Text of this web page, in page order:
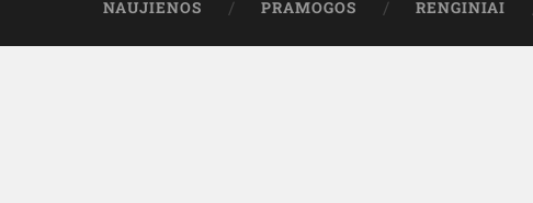
NAUJIENOS PRAMOGOS RENGINIAI